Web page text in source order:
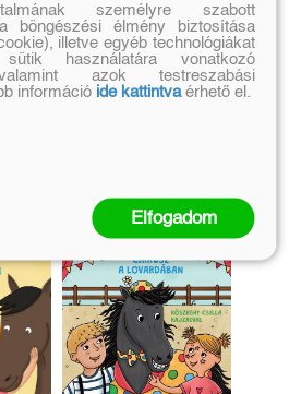
Előrendelem
személyre szabott
böngészési élmény biztosítása
illetve egyéb technológiákat
használatára vonatkozó
azok testreszabási
információ ide kattintvaérhető el.
Elfogadom